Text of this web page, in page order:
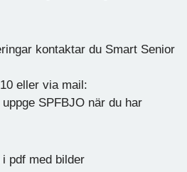
kontaktar du Smart Senior
eller via mail:
SPFBJO när du har
pdf med bilder